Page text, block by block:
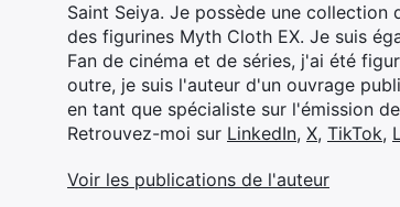
Saint Seiya. Je possède une collection
des figurines Myth Cloth EX. Je suis
Fan de cinéma et de séries, j'ai été
outre, je suis l'auteur d'un ouvrage
en tant que spécialiste sur l'émission
Retrouvez-moi sur LinkedIn, X, TikTok,
Voir les publications de l'auteur